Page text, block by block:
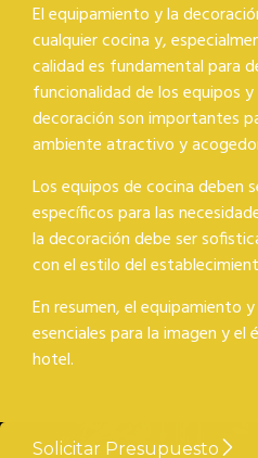
El equipamiento y la
cualquier cocina y,
calidad es fundamental para
funcionalidad de los equipos y
decoración son importantes
ambiente atractivo y
Los equipos de cocina deben
específicos para las
la decoración debe ser
con el estilo del
En resumen, el equipamiento
esenciales para la imagen y
hotel.
Solicitar Presupuesto